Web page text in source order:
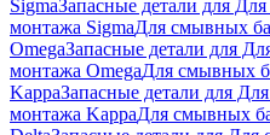
SigmaЗапасные детали для
монтажа SigmaДля смывных
OmegaЗапасные детали для
монтажа OmegaДля смывных
KappaЗапасные детали для
монтажа KappaДля смывных